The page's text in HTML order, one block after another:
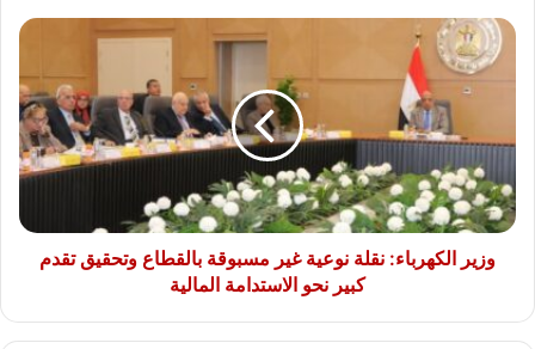
وزير
الكهرباء:
مسبوقة
بالقطاع
وتحقيق
تقدم
كبيروزير الكهرباء: نقلة نوعية غير مسبوقة بالقطاع وتحقيق تقدم
كبير نحو الاستدامة المالية